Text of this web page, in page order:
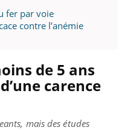
fer par voie
contre l’anémie
de 5 ans
carence
mais des études